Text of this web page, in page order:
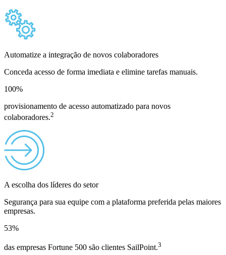
Automatize a integração de novos colaboradores
Conceda acesso de forma imediata e elimine tarefas manuais.
100%
provisionamento de acesso automatizado para novos
colaboradores.2
A escolha dos líderes do setor
Segurança para sua equipe com a plataforma preferida pelas maiores
empresas.
53%
das empresas Fortune 500 são clientes SailPoint.3